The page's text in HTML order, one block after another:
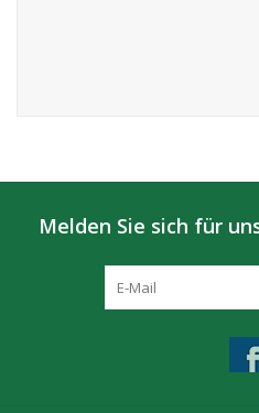
Melden Sie sich für